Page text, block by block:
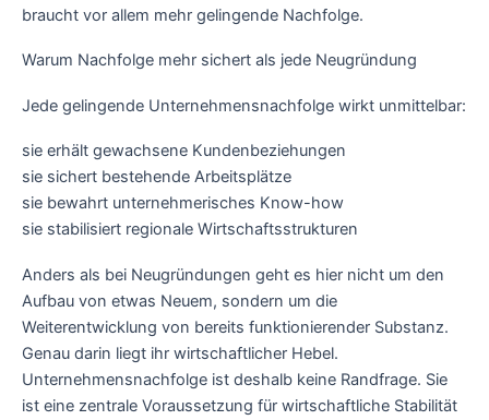
braucht vor allem mehr gelingende Nachfolge.
Warum Nachfolge mehr sichert als jede Neugründung
Jede gelingende Unternehmensnachfolge wirkt unmittelbar:
sie erhält gewachsene Kundenbeziehungen
sie sichert bestehende Arbeitsplätze
sie bewahrt unternehmerisches Know-how
sie stabilisiert regionale Wirtschaftsstrukturen
Anders als bei Neugründungen geht es hier nicht um den
Aufbau von etwas Neuem, sondern um die
Weiterentwicklung von bereits funktionierender Substanz.
Genau darin liegt ihr wirtschaftlicher Hebel.
Unternehmensnachfolge ist deshalb keine Randfrage. Sie
ist eine zentrale Voraussetzung für wirtschaftliche Stabilität